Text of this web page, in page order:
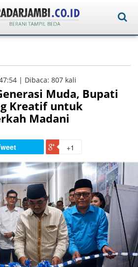
| Dibaca: 807 kali
Muda, Bupati
Kreatif untuk
Madani
+1